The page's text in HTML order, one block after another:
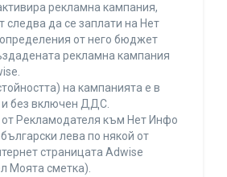
рекламна кампания,
следва да се заплати на Нет
от него бюджет
рекламна кампания
на кампанията е в
и без включен ДДС.
Рекламодателя към Нет Инфо
лева по някой от
страницата Adwise
Моята сметка).